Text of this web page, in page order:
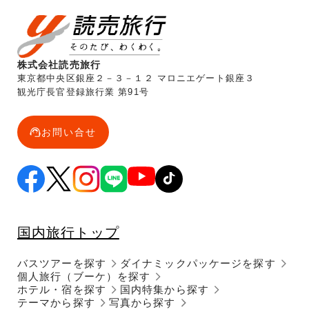
株式会社読売旅行
東京都中央区銀座２－３－１２ マロニエゲート銀座３
観光庁長官登録旅行業 第91号
お問い合せ
国内旅行トップ
バスツアーを探す
個人旅行（ブーケ）を探す
ダイナミックパッケージを探す
ホテル・宿を探す
国内特集から探す
テーマから探す
写真から探す